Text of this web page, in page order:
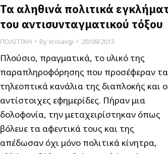
Τα αληθινά πολιτικά
του αντισυνταγματικού τόξου
ΠΟΛΙΤΙΚΗ Byxrisiavgi 20/09/2013
Πλούσιο, πραγματικά, το υλικό της
παραπληροφόρησης που προσέφεραν τα
τηλεοπτικά κανάλια της διαπλοκής και
αντίστοιχες εφημερίδες. Πήραν μια
δολοφονία, την μεταχειρίστηκαν όπως
βόλευε τα αφεντικά τους και της
απέδωσαν όχι μόνο πολιτικά κίνητρα,